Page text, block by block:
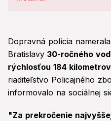
Dopravná polícia
Bratislavy 30-ročného
rýchlosťou 184
riaditeľstvo Policajného
informovalo na sociálnej
"Za prekročenie